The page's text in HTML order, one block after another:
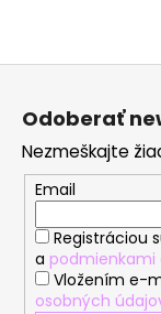
Z
Odoberať
Nezmeškajte
Email
Registráciou
a podmienkami
Vložením e-
osobných